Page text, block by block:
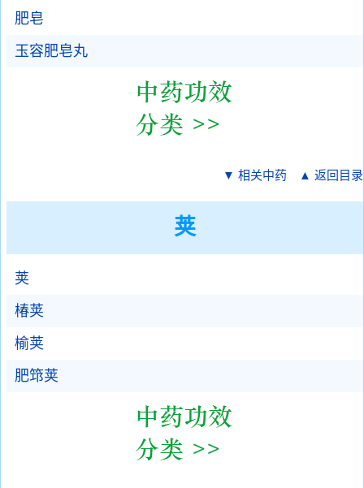
肥皂
玉容肥皂丸
▼ 相关中药 ▲ 返回目录
荚
荚
椿荚
榆荚
肥筇荚